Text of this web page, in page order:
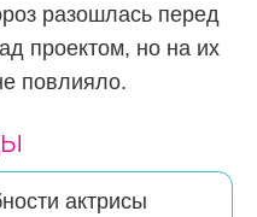
разошлась перед
проектом, но на их
повлияло.
актрисы